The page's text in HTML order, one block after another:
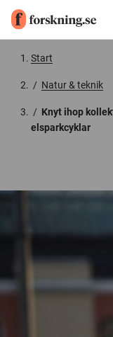
Start
/ Natur & teknik
/ Knyt ihop
elsparkcyklar